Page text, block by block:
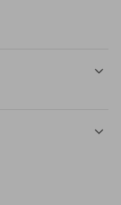
a 2024